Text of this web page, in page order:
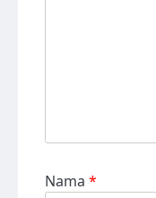
Nama *